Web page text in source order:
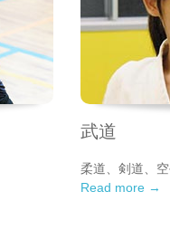
武道
柔道、剣道、
Read more →